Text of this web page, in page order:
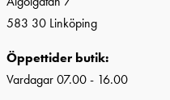
583 30 Linköping
Öppettider butik:
Vardagar 07.00 - 16.00